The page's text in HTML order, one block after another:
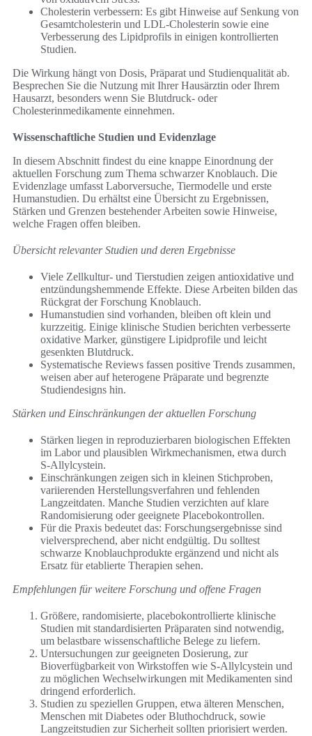
Cholesterin verbessern: Es gibt Hinweise auf Senkung von
Gesamtcholesterin und LDL‑Cholesterin sowie eine
Verbesserung des Lipidprofils in einigen kontrollierten
Studien.
Die Wirkung hängt von Dosis, Präparat und Studienqualität ab.
Besprechen Sie die Nutzung mit Ihrer Hausärztin oder Ihrem
Hausarzt, besonders wenn Sie Blutdruck- oder
Cholesterinmedikamente einnehmen.
Wissenschaftliche Studien und Evidenzlage
In diesem Abschnitt findest du eine knappe Einordnung der
aktuellen Forschung zum Thema schwarzer Knoblauch. Die
Evidenzlage umfasst Laborversuche, Tiermodelle und erste
Humanstudien. Du erhältst eine Übersicht zu Ergebnissen,
Stärken und Grenzen bestehender Arbeiten sowie Hinweise,
welche Fragen offen bleiben.
Übersicht relevanter Studien und deren Ergebnisse
Viele Zellkultur- und Tierstudien zeigen antioxidative und
entzündungshemmende Effekte. Diese Arbeiten bilden das
Rückgrat der Forschung Knoblauch.
Humanstudien sind vorhanden, bleiben oft klein und
kurzzeitig. Einige klinische Studien berichten verbesserte
oxidative Marker, günstigere Lipidprofile und leicht
gesenkten Blutdruck.
Systematische Reviews fassen positive Trends zusammen,
weisen aber auf heterogene Präparate und begrenzte
Studiendesigns hin.
Stärken und Einschränkungen der aktuellen Forschung
Stärken liegen in reproduzierbaren biologischen Effekten
im Labor und plausiblen Wirkmechanismen, etwa durch
S‑Allylcystein.
Einschränkungen zeigen sich in kleinen Stichproben,
variierenden Herstellungsverfahren und fehlenden
Langzeitdaten. Manche Studien verzichten auf klare
Randomisierung oder geeignete Placebokontrollen.
Für die Praxis bedeutet das: Forschungsergebnisse sind
vielversprechend, aber nicht endgültig. Du solltest
schwarze Knoblauchprodukte ergänzend und nicht als
Ersatz für etablierte Therapien sehen.
Empfehlungen für weitere Forschung und offene Fragen
Größere, randomisierte, placebokontrollierte klinische
Studien mit standardisierten Präparaten sind notwendig,
um belastbare wissenschaftliche Belege zu liefern.
Untersuchungen zur geeigneten Dosierung, zur
Bioverfügbarkeit von Wirkstoffen wie S‑Allylcystein und
zu möglichen Wechselwirkungen mit Medikamenten sind
dringend erforderlich.
Studien zu speziellen Gruppen, etwa älteren Menschen,
Menschen mit Diabetes oder Bluthochdruck, sowie
Langzeitstudien zur Sicherheit sollten priorisiert werden.